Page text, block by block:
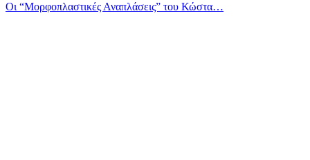
Οι “Μορφοπλαστικές Αναπλάσεις” του Κώστα…